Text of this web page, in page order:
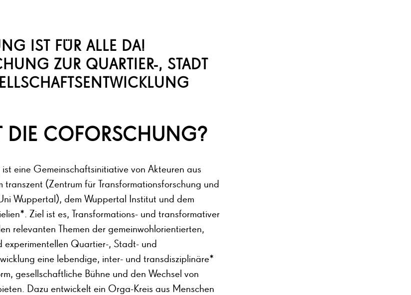
IST FÜR ALLE DA!
ZUR QUARTIER-, STADT
DIE COFORSCHUNG?
eine Gemeinschaftsinitiative von Akteuren aus
(Zentrum für Transformationsforschung und
Wuppertal), dem Wuppertal Institut und dem
Ziel ist es, Transformations- und transformativer
relevanten Themen der gemeinwohlorientierten,
experimentellen Quartier-, Stadt- und
eine lebendige, inter- und transdisziplinäre*
gesellschaftliche Bühne und den Wechsel von
Dazu entwickelt ein Orga-Kreis aus Menschen